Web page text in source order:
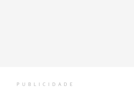
PUBLICIDADE